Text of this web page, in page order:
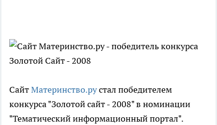
СайтМатеринство.рустал победителем
конкурса "Золотой сайт - 2008" в номинации
"Тематический информационный портал".